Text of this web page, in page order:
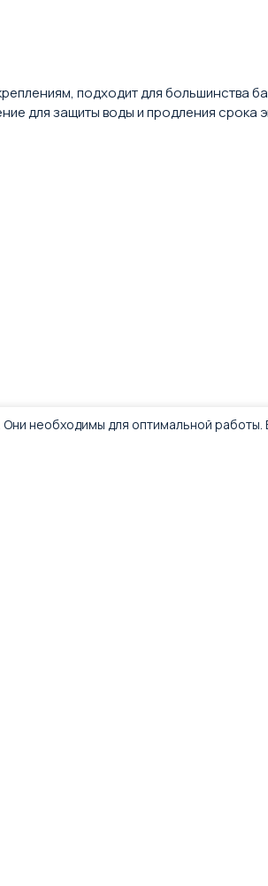
подходит для большинства
для защиты воды и продления срока
необходимы для оптимальной работы.